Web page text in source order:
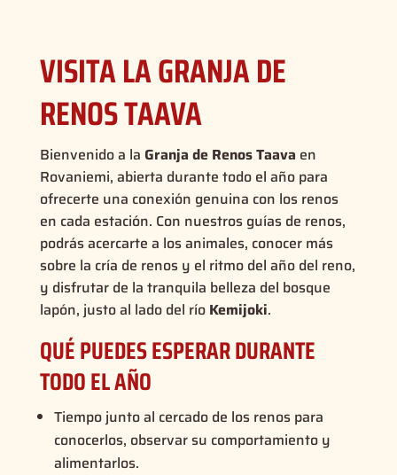
VISITA LA GRANJA DE
RENOS TAAVA
Bienvenido a la Granja de Renos Taava en
Rovaniemi, abierta durante todo el año para
ofrecerte una conexión genuina con los renos
en cada estación. Con nuestros guías de renos,
podrás acercarte a los animales, conocer más
sobre la cría de renos y el ritmo del año del reno,
y disfrutar de la tranquila belleza del bosque
lapón, justo al lado del río Kemijoki.
QUÉ PUEDES ESPERAR DURANTE
TODO EL AÑO
Tiempo junto al cercado de los renos para
conocerlos, observar su comportamiento y
alimentarlos.